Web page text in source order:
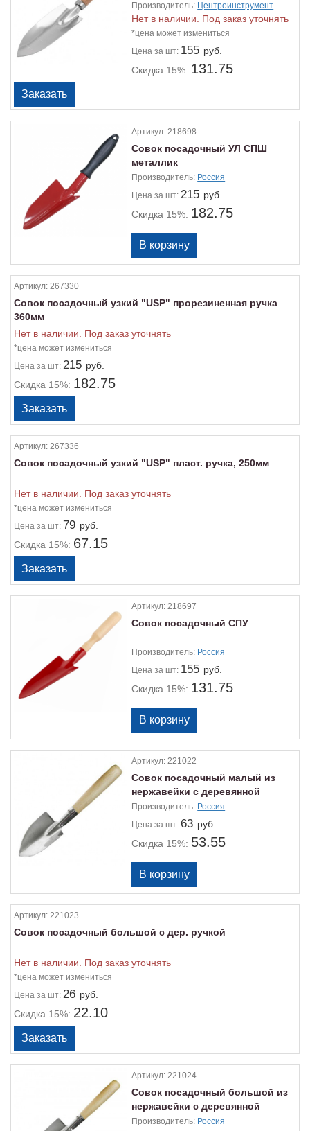
275мм
Производитель: Центроинструмент
Нет в наличии. Под заказ уточнять
*цена может измениться
Цена за шт: 155 руб.
Скидка 15%: 131.75
Артикул:218698
Совок посадочный УЛ СПШ
металлик
Производитель: Россия
Цена за шт:215 руб.
Скидка 15%: 182.75
Артикул: 267330
Совок посадочный узкий "USP" прорезиненная ручка
360мм
Нет в наличии. Под заказ уточнять
*цена может измениться
Цена за шт: 215 руб.
Скидка 15%: 182.75
Артикул: 267336
Совок посадочный узкий "USP" пласт. ручка, 250мм
Нет в наличии. Под заказ уточнять
*цена может измениться
Цена за шт: 79 руб.
Скидка 15%: 67.15
Артикул:218697
Совок посадочный СПУ
Производитель: Россия
Цена за шт: 155 руб.
Скидка 15%: 131.75
Артикул:221022
Совок посадочный малый из
нержавейки с деревянной
ручкой
Производитель: Россия
Цена за шт:63 руб.
Скидка 15%: 53.55
Артикул: 221023
Совок посадочный большой с дер. ручкой
Нет в наличии. Под заказ уточнять
*цена может измениться
Цена за шт: 26 руб.
Скидка 15%: 22.10
Артикул:221024
Совок посадочный большой из
нержавейки с деревянной
ручкой
Производитель: Россия